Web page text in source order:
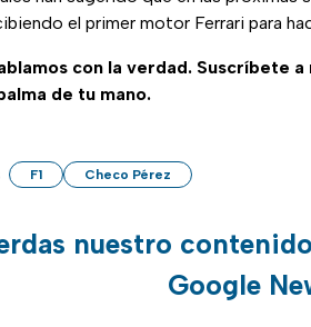
el primer motor Ferrari para
con la verdad. Suscríbete
de tu mano.
F1 Checo Pérez
nuestro
Google